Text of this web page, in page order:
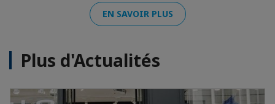
EN SAVOIR PLUS
Plus d'Actualités